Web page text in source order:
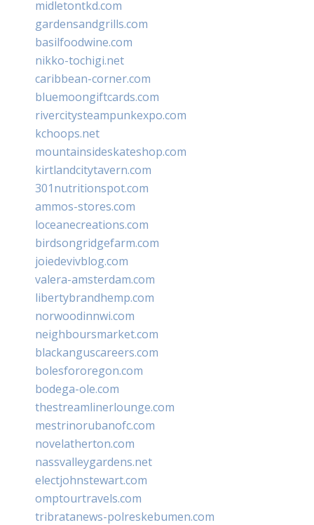
midletontkd.com
gardensandgrills.com
basilfoodwine.com
nikko-tochigi.net
caribbean-corner.com
bluemoongiftcards.com
rivercitysteampunkexpo.com
kchoops.net
mountainsideskateshop.com
kirtlandcitytavern.com
301nutritionspot.com
ammos-stores.com
loceanecreations.com
birdsongridgefarm.com
joiedevivblog.com
valera-amsterdam.com
libertybrandhemp.com
norwoodinnwi.com
neighboursmarket.com
blackanguscareers.com
bolesfororegon.com
bodega-ole.com
thestreamlinerlounge.com
mestrinorubanofc.com
novelatherton.com
nassvalleygardens.net
electjohnstewart.com
omptourtravels.com
tribratanews-polreskebumen.com